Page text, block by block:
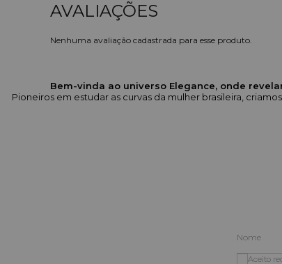
Nenhuma avaliação cadastrada para esse produto.
Bem-vinda ao universo Elegance, onde
Pioneiros em estudar as curvas da mulher brasileira,
Aceito